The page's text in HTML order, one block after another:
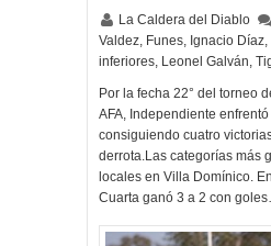
La Caldera del Diablo
Valdez, Funes, Ignacio Díaz,
inferiores, Leonel Galván,
Por la fecha 22° del torneo
AFA, Independiente
consiguiendo cuatro
derrota.Las categorías más
locales en Villa Domínico.
Cuarta ganó 3 a 2 con